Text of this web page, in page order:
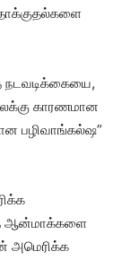
நடவடிக்கையை,
காரணமான
பழிவாங்கல்ஷ”
ஆன்மாக்களை
அமெரிக்க